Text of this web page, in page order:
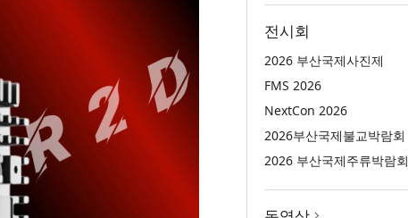
전시회
2026 부산국제사진제
FMS 2026
NextCon 2026
2026부산국제불교박람회
2026 부산국제주류박람회